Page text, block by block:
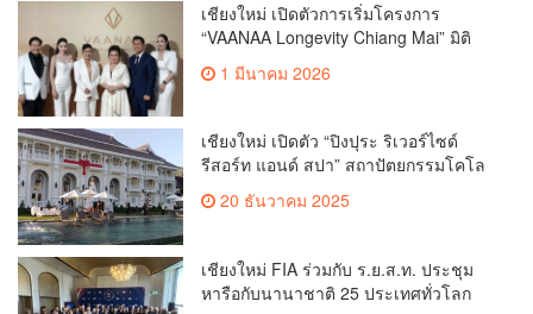
เชียงใหม่ เปิดตัวการเริ่มโครงการ
“VAANAA Longevity Chiang Mai” มิติ
ใหม่แห่งศูนย์สุขภาพระดับ ไฮเอนต์ ที่
ใหญ่ที่สุดในอาเซียน(คลิป)
1 มีนาคม 2026
เชียงใหม่ เปิดตัว “ปิงปุระ ริเวอร์ไซด์
รีสอร์ท แอนด์ สปา” สถาปัตยกรรมโคโล
เนียลสุดหรูแห่งใหม่ริมแม่น้ํา ปิงใจกลาง
เชียงใหม่(ตลิป)
20 ธันวาคม 2025
เชียงใหม่ FIA ร่วมกับ ร.ย.ส.ท. ประชุม
หารือกับนานาชาติ 25 ประเทศทั่วโลก